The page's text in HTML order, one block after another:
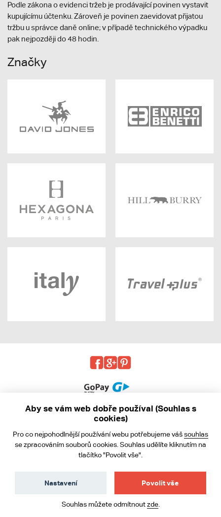
Podle zákona o evidenci tržeb je prodávající povinen vystavit
kupujícímu účtenku. Zároveň je povinen zaevidovat přijatou
tržbu u správce daně online; v případě technického výpadku
pak nejpozději do 48 hodin.
Značky
Obchodní podmínky
Ochrana osobních údajů
Aby se vám web dobře používal (Souhlas s
cookies)
Pro co nejpohodlnější používání webu potřebujeme vášsouhlas
se zpracováním souborů cookies. Souhlas udělíte kliknutím na
tlačítko "Povolit vše".
Povolit vše
Nastavení
Souhlas můžete odmítnoutzde.